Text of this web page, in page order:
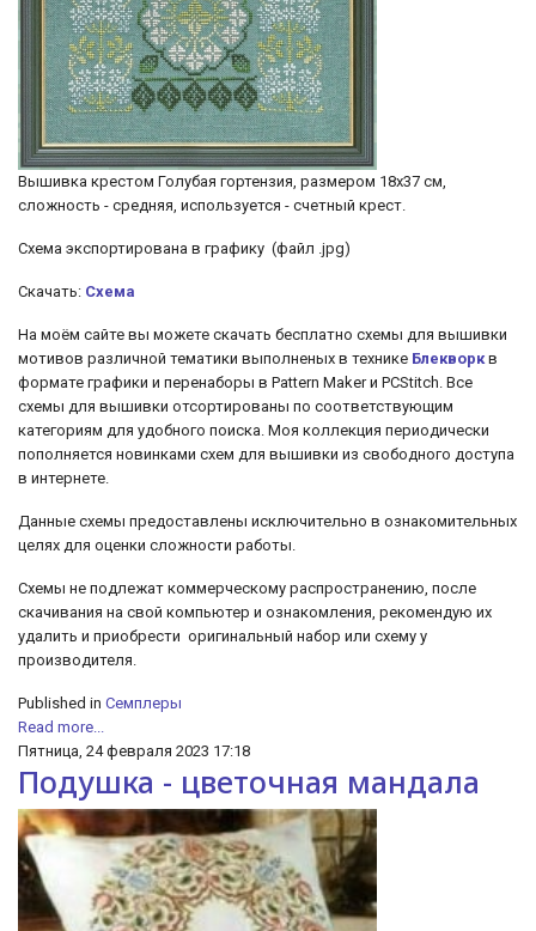
Вышивка крестом Голубая гортензия, размером 18х37 см,
сложность - средняя, используется - счетный крест.
Схема экспортирована в графику (файл .jpg)
Скачать: Схема
На моём сайте вы можете скачать бесплатно схемы для вышивки
мотивов различной тематики выполненых в технике Блекворкв
формате графики и перенаборы в Pattern Maker и PCStitch. Все
схемы для вышивки отсортированы по соответствующим
категориям для удобного поиска. Моя коллекция периодически
пополняется новинками схем для вышивки из свободного доступа
в интернете.
Данные схемы предоставлены исключительно в ознакомительных
целях для оценки сложности работы.
Схемы не подлежат коммерческому распространению, после
скачивания на свой компьютер и ознакомления, рекомендую их
удалить и приобрести оригинальный набор или схему у
производителя.
Published in Семплеры
Read more...
Пятница, 24 февраля 2023 17:18
Подушка - цветочная мандала